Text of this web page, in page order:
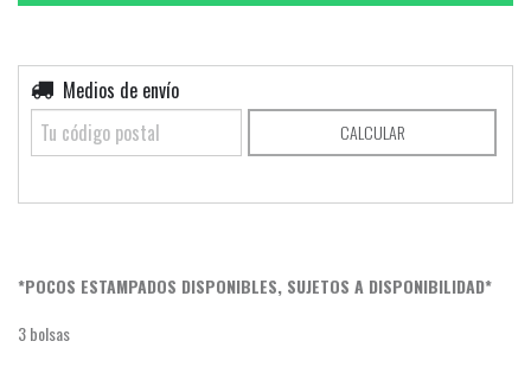
Entregas para el CP:
Medios de envío
CALCULAR
*POCOS ESTAMPADOS DISPONIBLES, SUJETOS A DISPONIBILIDAD*
3 bolsas